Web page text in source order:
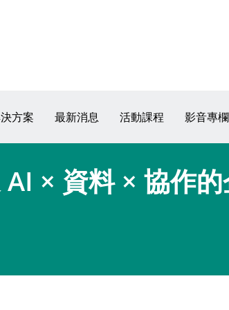
方案 最新消息 活動課程 影音專欄
× 資料 × 協作